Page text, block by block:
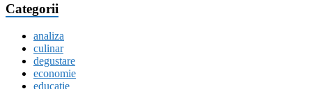
Categorii
analiza
culinar
degustare
economie
educatie